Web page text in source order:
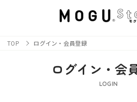
TOP ログイン・会員登録
ログイン・会
LOGIN